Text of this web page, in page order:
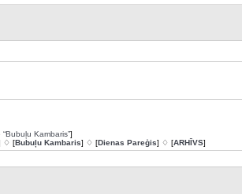
Kambaris”]
♢ [Bubuļu Kambaris] ♢ [Dienas Pareģis] ♢ [ARHĪVS]